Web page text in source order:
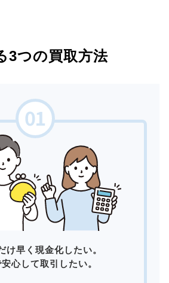
3つの買取方法
け早く現金化したい。
心して取引したい。